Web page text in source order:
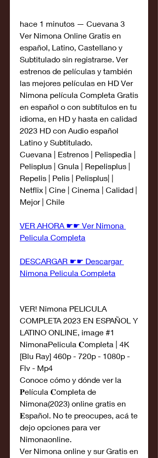
hace 1 minutos — Cuevana 3
Ver Nimona Online Gratis en
español, Latino, Castellano y
Subtitulado sin registrarse. Ver
estrenos de películas y también
las mejores películas en HD Ver
Nimona película Completa Gratis
en español o con subtítulos en tu
idioma, en HD y hasta en calidad
2023 HD con Audio español
Latino y Subtitulado.
Cuevana | Estrenos | Pelispedia |
Pelisplus | Gnula | Repelisplus |
Repelis | Pelis | Pelisplus| |
Netflix | Cine | Cinema | Calidad |
Mejor | Chile
VER AHORA ☛☛ Ver Nimona
Pelicula Completa
DESCARGAR ☛☛ Descargar
Nimona Pelicula Completa
VER! Nimona PELICULA
COMPLETA 2023 EN ESPAÑOL Y
LATINO ONLINE, image #1
NimonaPelicula 𝐂ompleta | 4K
[Blu Ray] 460p - 720p - 1080p -
Flv - Mp4
Conoce cómo y dónde ver la
𝐏elícula 𝐂ompleta de
Nimona(2023) online gratis en
𝐄spañol. No te preocupes, acá te
dejo opciones para ver
Nimonaonline.
Ver Nimona online y sur Gratis en